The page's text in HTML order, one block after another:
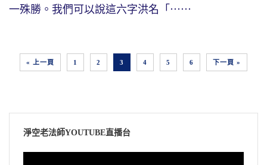
一殊勝。我們可以說這六字洪名「⋯⋯
« 上一頁 1 2 3 4 5 6 下一頁 »
淨空老法師YOUTUBE直播台